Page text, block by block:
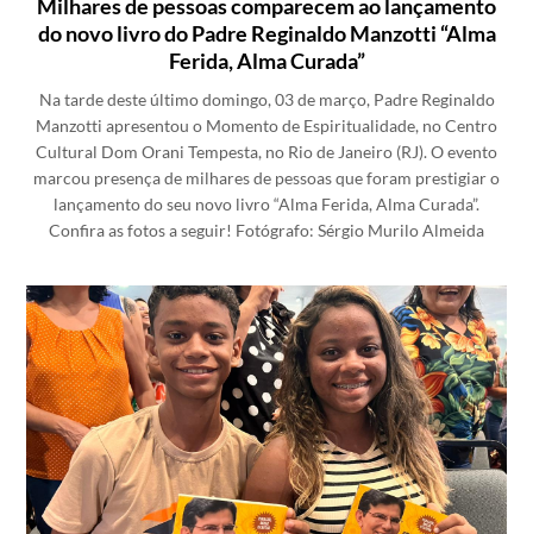
Milhares de pessoas comparecem ao lançamento
do novo livro do Padre Reginaldo Manzotti “Alma
Ferida, Alma Curada”
Na tarde deste último domingo, 03 de março, Padre Reginaldo
Manzotti apresentou o Momento de Espiritualidade, no Centro
Cultural Dom Orani Tempesta, no Rio de Janeiro (RJ).O evento
marcou presença de milhares de pessoas que foram prestigiar o
lançamento do seu novo livro “Alma Ferida, Alma Curada”.
Confira as fotos a seguir! Fotógrafo: Sérgio Murilo Almeida